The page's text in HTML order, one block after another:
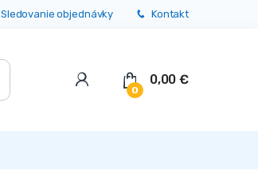
Sledovanie objednávky Kontakt
0
0,00€